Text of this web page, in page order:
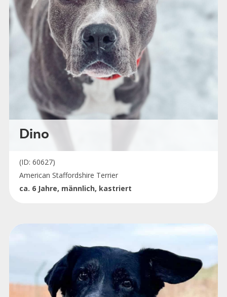
Dino
(ID: 60627)
American Staffordshire Terrier
ca. 6 Jahre, männlich, kastriert